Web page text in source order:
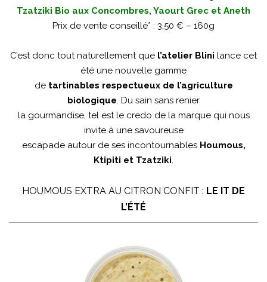
Tzatziki Bio aux Concombres, Yaourt Grec et Aneth
Prix de vente conseillé* : 3,50 € – 160g
C’est donc tout naturellement que l’atelier Blini lance cet
été une nouvelle gamme
de tartinables respectueux de l’agriculture
biologique. Du sain sans renier
la gourmandise, tel est le credo de la marque qui nous
invite à une savoureuse
escapade autour de ses incontournables Houmous,
Ktipiti et Tzatziki.
HOUMOUS EXTRA AU CITRON CONFIT : LE IT DE
L’ÉTÉ